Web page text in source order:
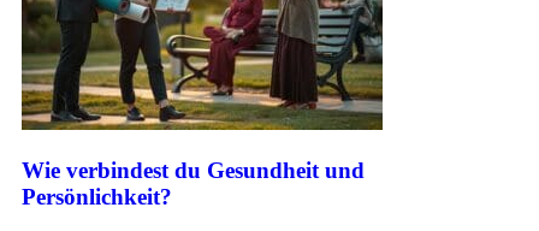
Wie verbindest du Gesundheit und
Persönlichkeit?